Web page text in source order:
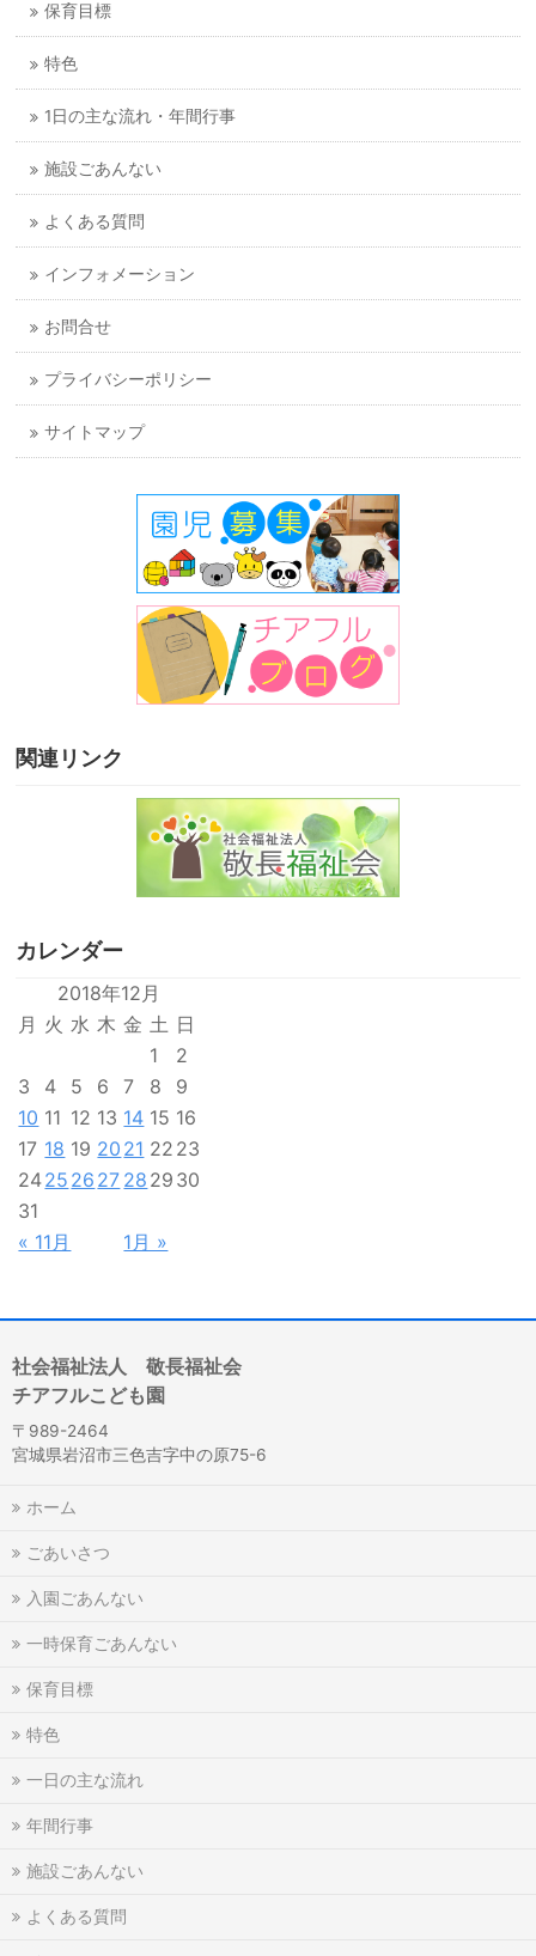
保育目標
特色
1日の主な流れ・年間行事
施設ごあんない
よくある質問
インフォメーション
お問合せ
プライバシーポリシー
サイトマップ
関連リンク
カレンダー
2018年12月
月 火 水 木 金 土 日
« 11月 1月 »
1
2
3
4 5 6 7 8
9
10 11 12 13 14 15 16
17 18 19 20 21 22 23
2425 26 27 28 29 30
31
社会福祉法人 敬長福祉会
チアフルこども園
〒989-2464
宮城県岩沼市三色吉字中の原75-6
ホーム
ごあいさつ
入園ごあんない
一時保育ごあんない
保育目標
特色
一日の主な流れ
年間行事
施設ごあんない
よくある質問